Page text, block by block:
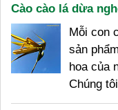
Cào cào lá dừa
Mỗi con
sản
hoa của
Chúng